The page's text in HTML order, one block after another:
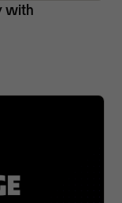
with